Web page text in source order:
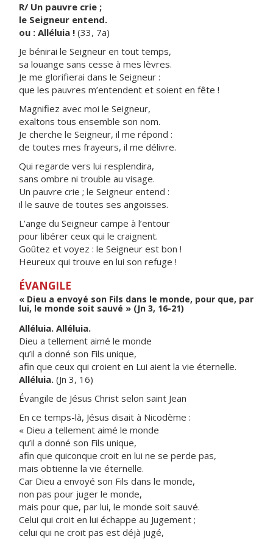
R/ Un pauvre crie ;
le Seigneur entend.
ou : Alléluia ! (33, 7a)
Je bénirai le Seigneur en tout temps,
sa louange sans cesse à mes lèvres.
Je me glorifierai dans le Seigneur :
que les pauvres m’entendent et soient en fête !
Magnifiez avec moi le Seigneur,
exaltons tous ensemble son nom.
Je cherche le Seigneur, il me répond :
de toutes mes frayeurs, il me délivre.
Qui regarde vers lui resplendira,
sans ombre ni trouble au visage.
Un pauvre crie ; le Seigneur entend :
il le sauve de toutes ses angoisses.
L’ange du Seigneur campe à l’entour
pour libérer ceux qui le craignent.
Goûtez et voyez : le Seigneur est bon !
Heureux qui trouve en lui son refuge !
ÉVANGILE
« Dieu a envoyé son Fils dans le monde, pour que, par
lui, le monde soit sauvé » (Jn 3, 16-21)
Alléluia. Alléluia.
Dieu a tellement aimé le monde
qu’il a donné son Fils unique,
afin que ceux qui croient en Lui aient la vie éternelle.
Alléluia. (Jn 3, 16)
Évangile de Jésus Christ selon saint Jean
En ce temps-là, Jésus disait à Nicodème :
« Dieu a tellement aimé le monde
qu’il a donné son Fils unique,
afin que quiconque croit en lui ne se perde pas,
mais obtienne la vie éternelle.
Car Dieu a envoyé son Fils dans le monde,
non pas pour juger le monde,
mais pour que, par lui, le monde soit sauvé.
Celui qui croit en lui échappe au Jugement ;
celui qui ne croit pas est déjà jugé,